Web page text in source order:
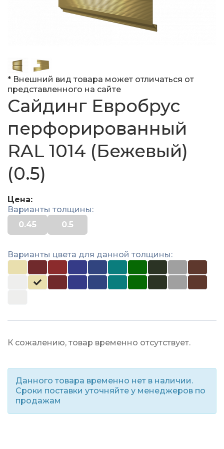
* Внешний вид товара может отличаться от
представленного на сайте
Сайдинг Евробрус
перфорированный
RAL 1014 (Бежевый)
(0.5)
Цена:
Варианты толщины:
0.45
0.5
Варианты цвета для данной толщины:
К сожалению, товар временно отсутствует.
Данного товара временно нет в наличии.
Сроки поставки уточняйте у менеджеров по
продажам